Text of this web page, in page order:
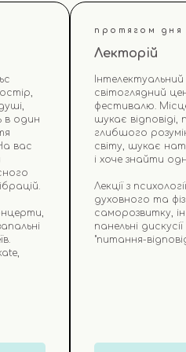
в один
вас
протягом дня
Лекторій
світоглядний
фестивалю.
шукає відповіді,
глибшого
світу, шукає
і хоче знайти
Лекції з
духовного та
саморозвитку,
панельні
"питання-